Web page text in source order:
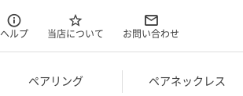
ヘルプ 当店について お問い合わせ
ペアリング ペアネックレス